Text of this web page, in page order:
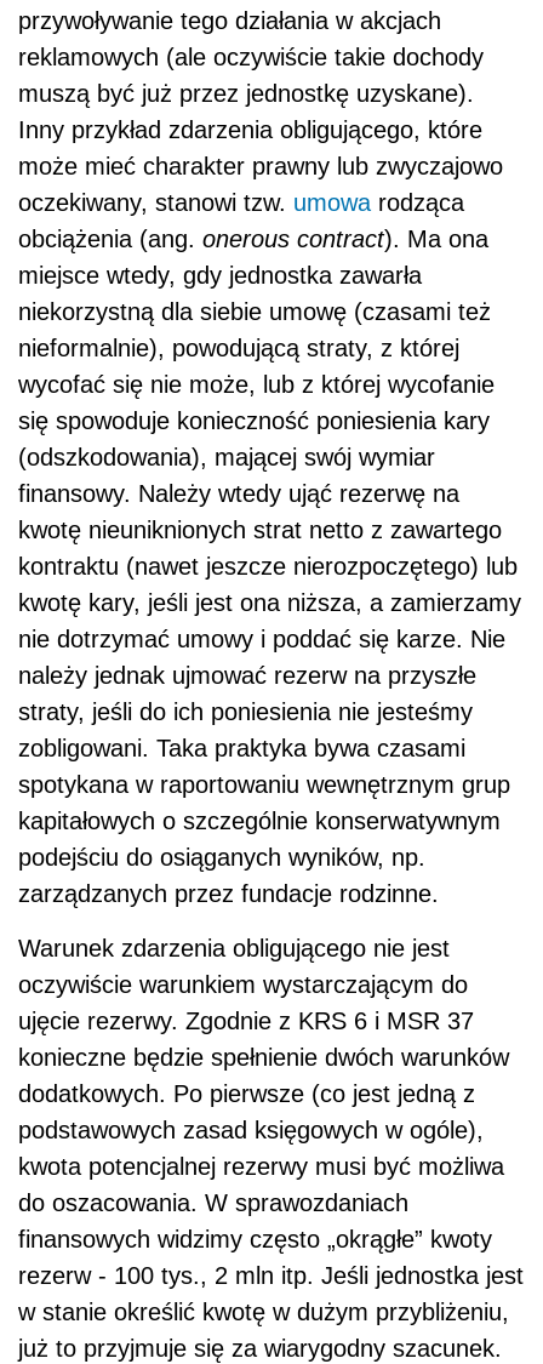
przywoływanie tego działania w akcjach
reklamowych (ale oczywiście takie dochody
muszą być już przez jednostkę uzyskane).
Inny przykład zdarzenia obligującego, które
może mieć charakter prawny lub zwyczajowo
oczekiwany, stanowi tzw. umowarodząca
obciążenia (ang. onerous contract). Ma ona
miejsce wtedy, gdy jednostka zawarła
niekorzystną dla siebie umowę (czasami też
nieformalnie), powodującą straty, z której
wycofać się nie może, lub z której wycofanie
się spowoduje konieczność poniesienia kary
(odszkodowania), mającej swój wymiar
finansowy. Należy wtedy ująć rezerwę na
kwotę nieuniknionych strat netto z zawartego
kontraktu (nawet jeszcze nierozpoczętego) lub
kwotę kary, jeśli jest ona niższa, a zamierzamy
nie dotrzymać umowy i poddać się karze. Nie
należy jednak ujmować rezerw na przyszłe
straty, jeśli do ich poniesienia nie jesteśmy
zobligowani. Taka praktyka bywa czasami
spotykana w raportowaniu wewnętrznym grup
kapitałowych o szczególnie konserwatywnym
podejściu do osiąganych wyników, np.
zarządzanych przez fundacje rodzinne.
Warunek zdarzenia obligującego nie jest
oczywiście warunkiem wystarczającym do
ujęcie rezerwy. Zgodnie z KRS 6 i MSR 37
konieczne będzie spełnienie dwóch warunków
dodatkowych. Po pierwsze (co jest jedną z
podstawowych zasad księgowych w ogóle),
kwota potencjalnej rezerwy musi być możliwa
do oszacowania. W sprawozdaniach
finansowych widzimy często „okrągłe” kwoty
rezerw - 100 tys., 2 mln itp. Jeśli jednostka jest
w stanie określić kwotę w dużym przybliżeniu,
już to przyjmuje się za wiarygodny szacunek.